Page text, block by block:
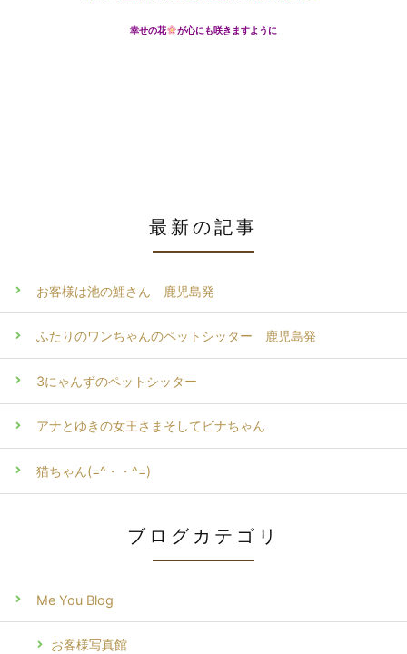
幸せの花 が心にも咲きますように
最新の記事
お客様は池の鯉さん 鹿児島発
ふたりのワンちゃんのペットシッター 鹿児島発
3にゃんずのペットシッター
アナとゆきの女王さまそしてビナちゃん
猫ちゃん(=^・・^=)
ブログカテゴリ
Me You Blog
お客様写真館